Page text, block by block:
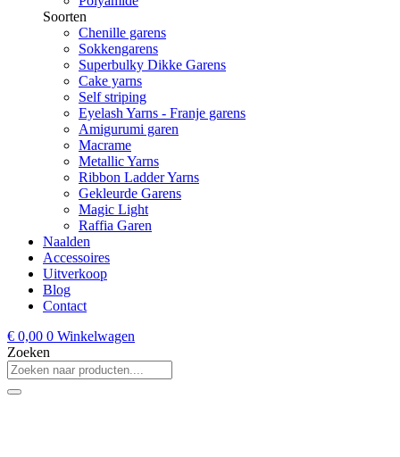
Soorten
Chenille garens
Sokkengarens
Superbulky Dikke Garens
Cake yarns
Self striping
Eyelash Yarns - Franje garens
Amigurumi garen
Macrame
Metallic Yarns
Ribbon Ladder Yarns
Gekleurde Garens
Magic Light
Raffia Garen
Naalden
Accessoires
Uitverkoop
Blog
Contact
€ 0,00 0 Winkelwagen
Zoeken